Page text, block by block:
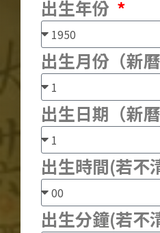
出生年份
出生月份（新曆
出生日期（新曆
出生時間(若不
出生分鐘(若不